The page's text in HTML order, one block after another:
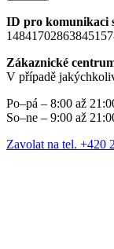
ID pro komunikaci
Zákaznické
V případě
Po–pá – 8:00 až
So–ne – 9:00 až
Zavolat na tel. +420